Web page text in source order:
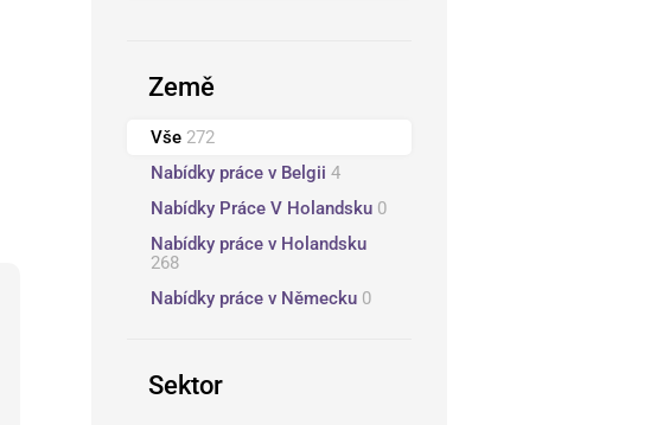
Země
Vše 272
Nabídky práce v Belgii 4
Nabídky Práce V Holandsku 0
Nabídky práce v Holandsku
268
Nabídky práce v Německu 0
Sektor